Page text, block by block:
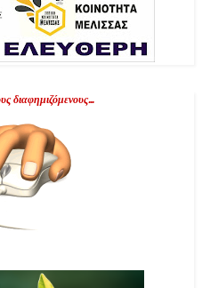
διαφημιζόμενους...